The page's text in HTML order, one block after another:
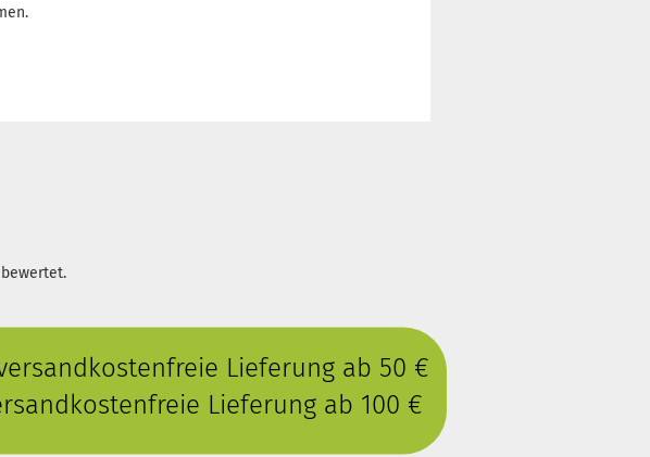
Lieferung ab 50 €
Lieferung ab 100 €